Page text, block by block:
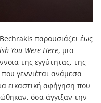
παρουσιάζει έως
You Were Here, μια
της εγγύτητας, της
γεννιέται ανάμεσα
εικαστική αφήγηση που
όσα άγγιξαν την